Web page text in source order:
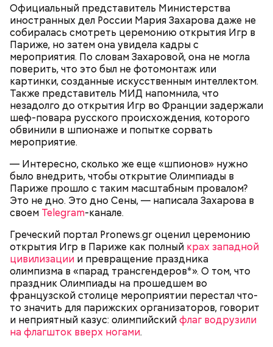
Официальный представитель Министерства
иностранных дел России Мария Захарова даже не
собиралась смотреть церемонию открытия Игр в
Париже, но затем она увидела кадры с
мероприятия. По словам Захаровой, она не могла
поверить, что это был не фотомонтаж или
картинки, созданные искусственным интеллектом.
Также представитель МИД напомнила, что
незадолго до открытия Игр во Франции задержали
шеф-повара русского происхождения, которого
обвинили в шпионаже и попытке сорвать
мероприятие.
— Интересно, сколько же еще «шпионов» нужно
было внедрить, чтобы открытие Олимпиады в
Париже прошло с таким масштабным провалом?
Это не дно. Это дно Сены, — написала Захарова в
своем Telegram-канале.
Греческий портал Рronews.gr оценил церемонию
открытия Игр в Париже как полный крах западной
цивилизации и превращение праздника
олимпизма в «парад трансгендеров*». О том, что
праздник Олимпиады на прошедшем во
французской столице мероприятии перестал что-
то значить для парижских организаторов, говорит
и неприятный казус: олимпийскийфлаг водрузили
на флагшток вверх ногами.
— Ведь люди живут вблизи заповедника.
Например, поселок Комарин, расположенный в
Брагинском районе Гомельской области,
официально нечист — до 10 кюри на квадратный
километр. Но через три километра от окраины
располагается чистая зона с крестьянскими
Мужчина добавил, что знает некоторых местных
фермеров, которые кормят скотину травой,
растущей прямо перед заповедником. При этом
экскурсовод отметил, что абсолютно чистых зон на
которого входит в заповедник, нет.
Фото: Алена Прокина, «Вечерняя Москва»